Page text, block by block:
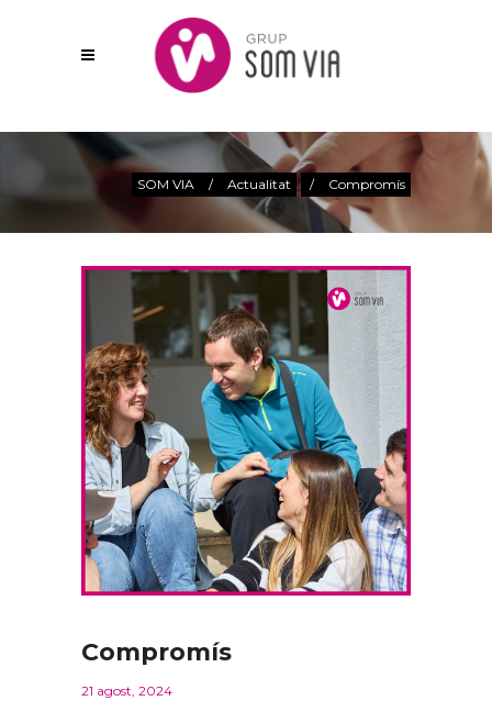
SOM VIA / Actualitat / Compromís
Actualitat
Compromís
21 agost, 2024